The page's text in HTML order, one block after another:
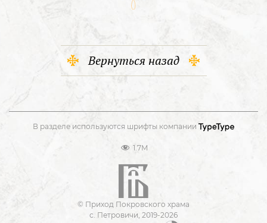
Вернуться назад
В разделе используются шрифты компании
1.7M
© Приход Покровского храма
с. Петровичи, 2019-2026